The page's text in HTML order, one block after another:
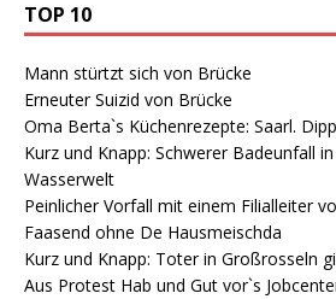
TOP 10
Mann stürtzt sich von Brücke
Erneuter Suizid von Brücke
Oma Berta`s Küchenrezepte: Saarl.
Kurz und Knapp: Schwerer Badeunfall
Wasserwelt
Peinlicher Vorfall mit einem Filialleiter
Faasend ohne De Hausmeischda
Kurz und Knapp: Toter in Großrosseln
Aus Protest Hab und Gut vor`s